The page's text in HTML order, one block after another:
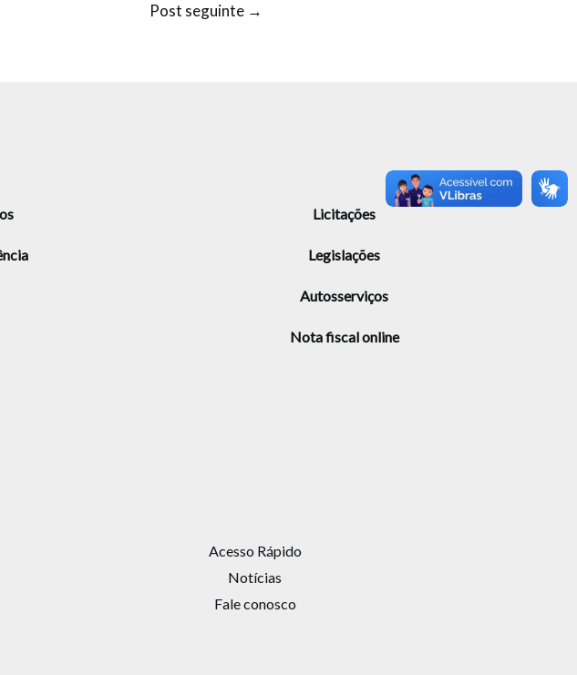
Post seguinte →
Licitações
Legislações
Autosserviços
Nota fiscal online
Acesso Rápido
Notícias
Fale conosco